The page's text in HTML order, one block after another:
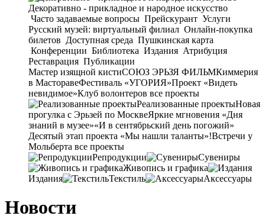
Декоративно - прикладное и народное искусство
Часто задаваемые вопросы Прейскурант Услуги
Русский музей: виртуальный филиал Онлайн-покупка
билетов Доступная среда Пушкинская карта
Конференции Библиотека Издания Атрибуция
Реставрация Публикации
Мастер изящной кистиСОЮЗ ЭРЬЗЯ ФИЛЬМКиммерия
в МасторавеФестиваль «УГОРИЯ»Проект «Видеть
невидимое»Клуб волонтеров все проекты
Реализованные проектыНовая
прогулка с Эрьзей по МосквеЯркие мгновения «Дня
знаний в музее»«И в сентябрьский день погожий»
Десятый этап проекта «Мы нашли таланты»!Встречи у
Мольберта все проекты
Репродукции
Сувениры
Живопись и графика
Издания
Текстиль Аксессуары
Новости